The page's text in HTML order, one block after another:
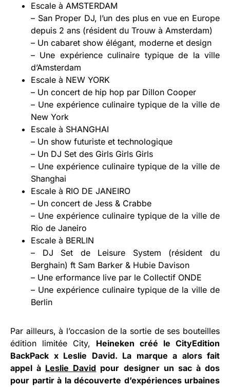
Escale à AMSTERDAM
– San Proper DJ, l’un des plus en vue en Europe
depuis 2 ans (résident du Trouw à Amsterdam)
– Un cabaret show élégant, moderne et design
– Une expérience culinaire typique de la ville
d’Amsterdam
Escale à NEW YORK
– Un concert de hip hop par Dillon Cooper
– Une expérience culinaire typique de la ville de
New York
Escale à SHANGHAI
– Un show futuriste et technologique
– Un DJ Set des Girls Girls Girls
– Une expérience culinaire typique de la ville de
Shanghai
Escale à RIO DE JANEIRO
– Un concert de Jess & Crabbe
– Une expérience culinaire typique de la ville de
Rio de Janeiro
Escale à BERLIN
– DJ Set de Leisure System (résident du
Berghain) ft Sam Barker & Hubie Davison
– Une erformance live par le Collectif ONDE
– Une expérience culinaire typique de la ville de
Berlin
Par ailleurs, à l’occasion de la sortie de ses bouteilles
édition limitée City, Heineken créé le CityEdition
BackPack x Leslie David. La marque a alors fait
appel à Leslie David pour designer un sac à dos
pour partir à la découverte d’expériences urbaines